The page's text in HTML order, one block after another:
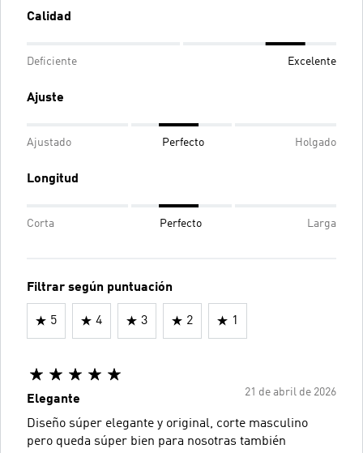
Calidad
Deficiente Excelente
Ajuste
Ajustado Perfecto Holgado
Longitud
Corta Perfecto Larga
Filtrar según puntuación
5 4 3 2 1
21 de abril de 2026
Elegante
Diseño súper elegante y original, corte masculino
pero queda súper bien para nosotras también